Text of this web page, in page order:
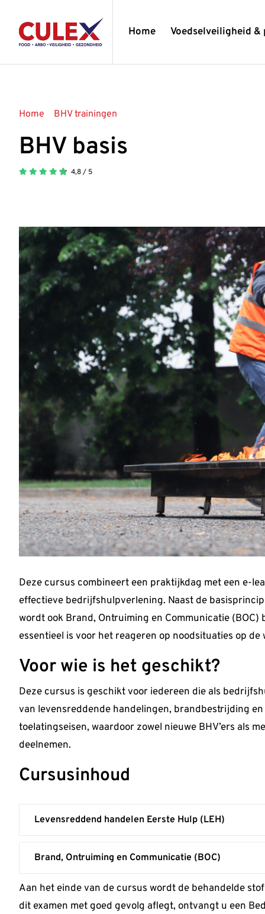
naar
inhoud
Home Voedselveiligheid
Home BHV trainingen
BHV basis
4,8/ 5
Deze cursus combineert een praktijkdag met een e-
effectieve bedrijfshulpverlening. Naast de
wordt ook Brand, Ontruiming en Communicatie
essentieel is voor het reageren op noodsituaties op de
Voor wie is het geschikt?
Deze cursus is geschikt voor iedereen die als
van levensreddende handelingen, brandbestrijding
toelatingseisen, waardoor zowel nieuwe BHV’ers als
deelnemen.
Cursusinhoud
Levensreddend handelen Eerste Hulp (LEH)
Brand, Ontruiming en Communicatie (BOC)
Aan het einde van de cursus wordt de behandelde
dit examen met goed gevolg aflegt, ontvangt u een